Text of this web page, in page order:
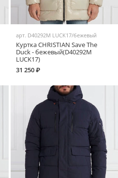
арт. D40292M LUCK17/бежевый
Куртка CHRISTIAN Save The
Duck - бежевый(D40292M
LUCK17)
31 250 ₽